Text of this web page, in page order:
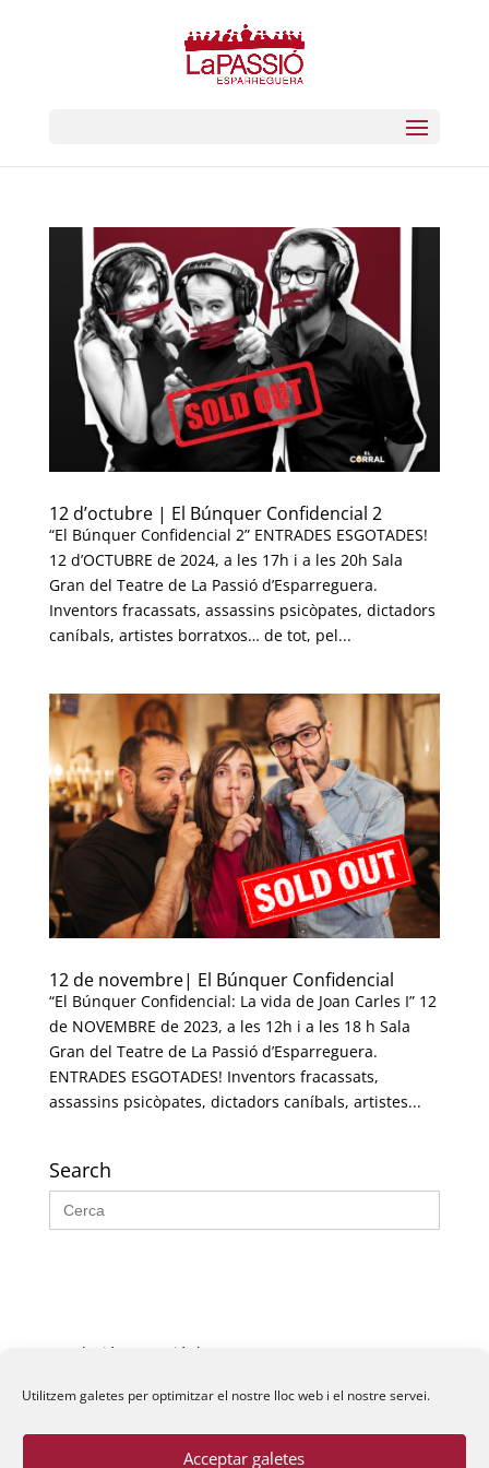
Utilitzem galetes per optimitzar el nostre lloc web i el nostre servei.
Acceptar galetes
12 d’octubre | El Búnquer Confidencial 2
“El Búnquer Confidencial 2” ENTRADES ESGOTADES!
12 d’OCTUBRE de 2024, a les 17h i a les 20h Sala
Gran del Teatre de La Passió d’Esparreguera.
Inventors fracassats, assassins psicòpates, dictadors
caníbals, artistes borratxos… de tot, pel...
12 de novembre| El Búnquer Confidencial
“El Búnquer Confidencial: La vida de Joan Carles I” 12
de NOVEMBRE de 2023, a les 12h i a les 18 h Sala
Gran del Teatre de La Passió d’Esparreguera.
ENTRADES ESGOTADES! Inventors fracassats,
assassins psicòpates, dictadors caníbals, artistes...
Search
Search
for:
Fundació La Passió d’Esparreguera, 2026